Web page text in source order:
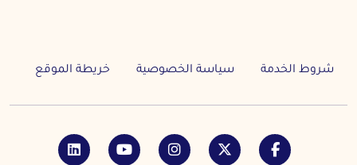
شروط الخدمة سياسة الخصوصية خريطة الموقع